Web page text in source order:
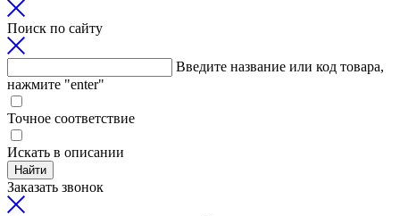
Поиск по сайту
Введите название или код товара,
нажмите "enter"
Точное соответствие
Искать в описании
Найти
Заказать звонок